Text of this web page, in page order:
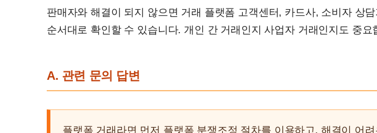
판매자와 해결이 되지 않으면 거래 플랫폼 고객센터, 카드사, 소비자 상
순서대로 확인할 수 있습니다. 개인 간 거래인지 사업자 거래인지도 중요
A. 관련 문의 답변
플랫폼 거래라면 먼저 플랫폼 분쟁조정 절차를 이용하고, 해결이 어